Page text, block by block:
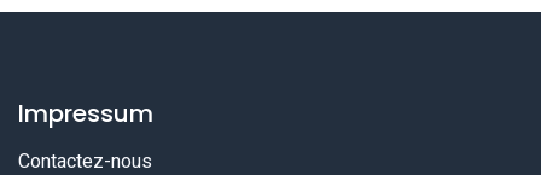
Impressum
Contactez-nous